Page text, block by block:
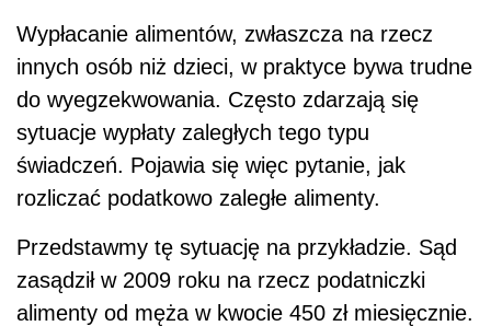
Wypłacanie alimentów, zwłaszcza na rzecz
innych osób niż dzieci, w praktyce bywa trudne
do wyegzekwowania. Często zdarzają się
sytuacje wypłaty zaległych tego typu
świadczeń. Pojawia się więc pytanie, jak
rozliczać podatkowo zaległe alimenty.
Przedstawmy tę sytuację na przykładzie. Sąd
zasądził w 2009 roku na rzecz podatniczki
alimenty od męża w kwocie 450 zł miesięcznie.